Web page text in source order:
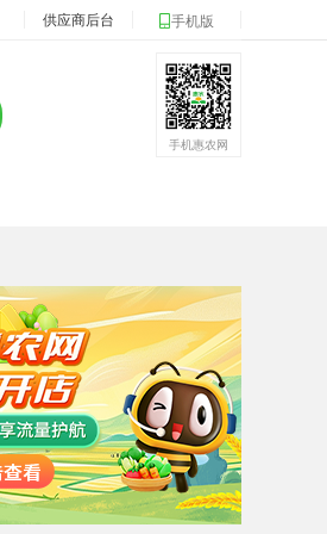
供应商后台 手机版
手机惠农网